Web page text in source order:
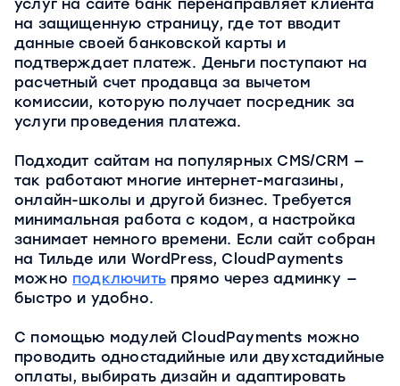
услуг на сайте банк перенаправляет клиента
на защищенную страницу, где тот вводит
данные своей банковской карты и
подтверждает платеж. Деньги поступают на
расчетный счет продавца за вычетом
комиссии, которую получает посредник за
услуги проведения платежа.
Подходит сайтам на популярных CMS/CRM —
так работают многие интернет-магазины,
онлайн-школы и другой бизнес. Требуется
минимальная работа с кодом, а настройка
занимает немного времени. Если сайт собран
на Тильде или WordPress, CloudPayments
можно подключитьпрямо через админку —
быстро и удобно.
С помощью модулей CloudPayments можно
проводить одностадийные или двухстадийные
оплаты, выбирать дизайн и адаптировать